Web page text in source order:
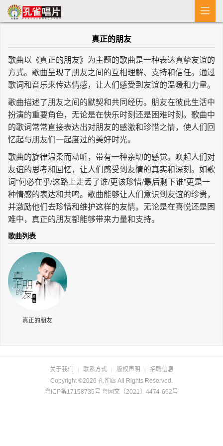
首 页
MV
新闻
艺人介绍
专辑
收歌

真正的朋友
歌曲以《真正的朋友》为主题的歌曲是一种表达真挚友谊的
方式。歌曲呈现了朋友之间的互相理解、支持和信任。通过
歌词和音乐来传达情感，让人们感受到友谊的温暖和力量。
歌曲描述了朋友之间的默契和共同经历。朋友在彼此生活中
扮演的重要角色，无论是在快乐时刻还是困难时刻。歌曲中
的歌词常常直接表达出对朋友的感激和珍惜之情，使人们回
忆起与朋友们一起度过的美好时光。
歌曲的旋律温柔而动听，带有一种亲切的感觉。唤起人们对
友谊的思考和回忆，让人们感受到友情的真实和深刻。如歌
词“何必在乎/这路上走丢了谁/更该珍惜/最后剩下谁”更是一
种情感的表达和共鸣。歌曲能够让人们意识到友谊的珍贵，
并激励他们去珍惜和维护这样的友情。无论是在喜悦还是困
难中，真正的朋友都能够带来力量和支持。
歌曲列表
真正的朋友
关于我们 联系方式 版权声明
招聘信息
Copyright ©2026 孔雀廊 All Rights Reserved.
粤ICP备17158735号 粤网文〔2021〕4474-662号